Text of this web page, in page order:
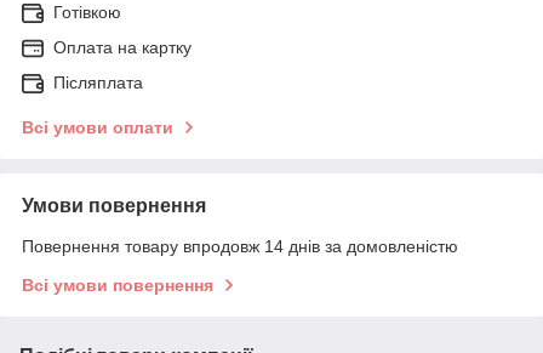
Готівкою
Оплата на картку
Післяплата
Всі умови оплати
Умови повернення
Повернення товару впродовж 14 днів за домовленістю
Всі умови повернення